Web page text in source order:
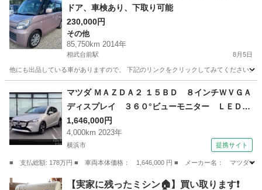
ドア、車検あり、下取り可能
230,000円
その他
85,750km 2014年
相武台前駅 8月5日
他にも出品している車がありますので、 下記のリンクをクリックしてみてください。
相武台前駅 その他 フレア
マツダ ＭＡＺＤＡ２ １５ＢＤ ８インチＷＶＧＡ
ディスプレイ ３６０°ビューモニター ＬＥＤヘ
ッドライト 車線逸脱警報システム ＡＴ誤発進
抑制制御 アクセル踏み間違い防止装置 ＢＳ
Ｍ ＳＣＢＳ 全方位 レーンアシスト 前後ソ
ナー （車検整備付）
1,646,000円
4,000km 2023年
横浜市 提携サイト
■ 支払総額: 178万円 ■ 車両本体価格： 1,646,000 円 ■ メーカー名： マツダ ■
横浜市 マツダ
【実家に残ったミシン🏠】買い取ります❗️